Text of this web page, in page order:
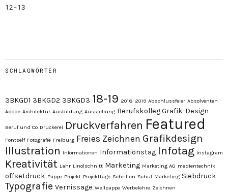
12-13
SCHLAGWÖRTER
3BKGD1 3BKGD2 3BKGD3 18-19 2018 2019 Abschlussfeier Absolventen
Adobe Architektur Ausbildung Ausstellung Berufskolleg Grafik-Design
Beruf und Co Druckerei Druckverfahren Featured
Fontself Fotografie Freiburg Freies Zeichnen Grafikdesign
Illustration Informationen Informationstag Infotag Instagram
Kreativität Lahr Linolschnitt Marketing Marketing AG medientechnik
offsetdruck Pappe Projekt Projekttage Schriften Schul-Marketing Siebdruck
Typografie Vernissage Wellpappe Werbelehre Zeichnen